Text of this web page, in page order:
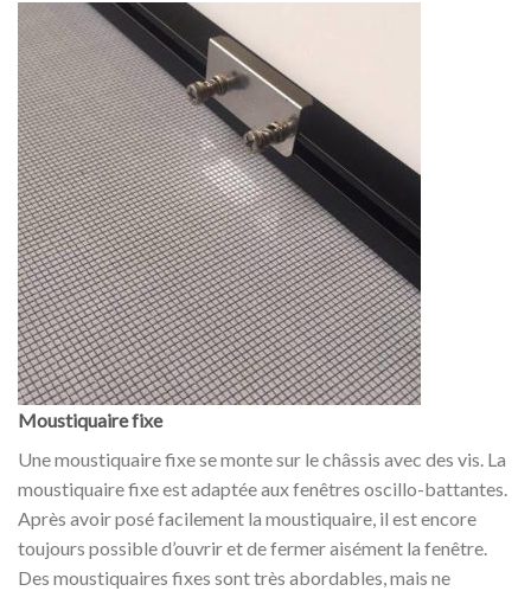
Moustiquaire fixe
Une moustiquaire fixe se monte sur le châssis avec des vis. La
moustiquaire fixe est adaptée aux fenêtres oscillo-battantes.
Après avoir posé facilement la moustiquaire, il est encore
toujours possible d’ouvrir et de fermer aisément la fenêtre.
Des moustiquaires fixes sont très abordables, mais ne